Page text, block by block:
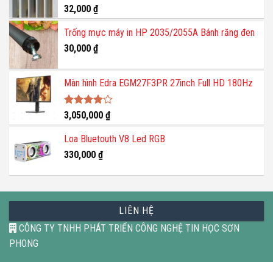
32,000 ₫
Trống mực máy in HP 2035/2055A Bánh răng đen
30,000 ₫
Màn hình Edra EGM27F3PR 27inch Full HD 180Hz
Được
xếp hạng
4.00 5
sao
3,050,000 ₫
Loa Bluetouth V8 Led RGB
330,000 ₫
LIÊN HỆ
CÔNG TY TNHH PHÁT TRIỂN CÔNG NGHỆ TIN HỌC SƠN
PHONG